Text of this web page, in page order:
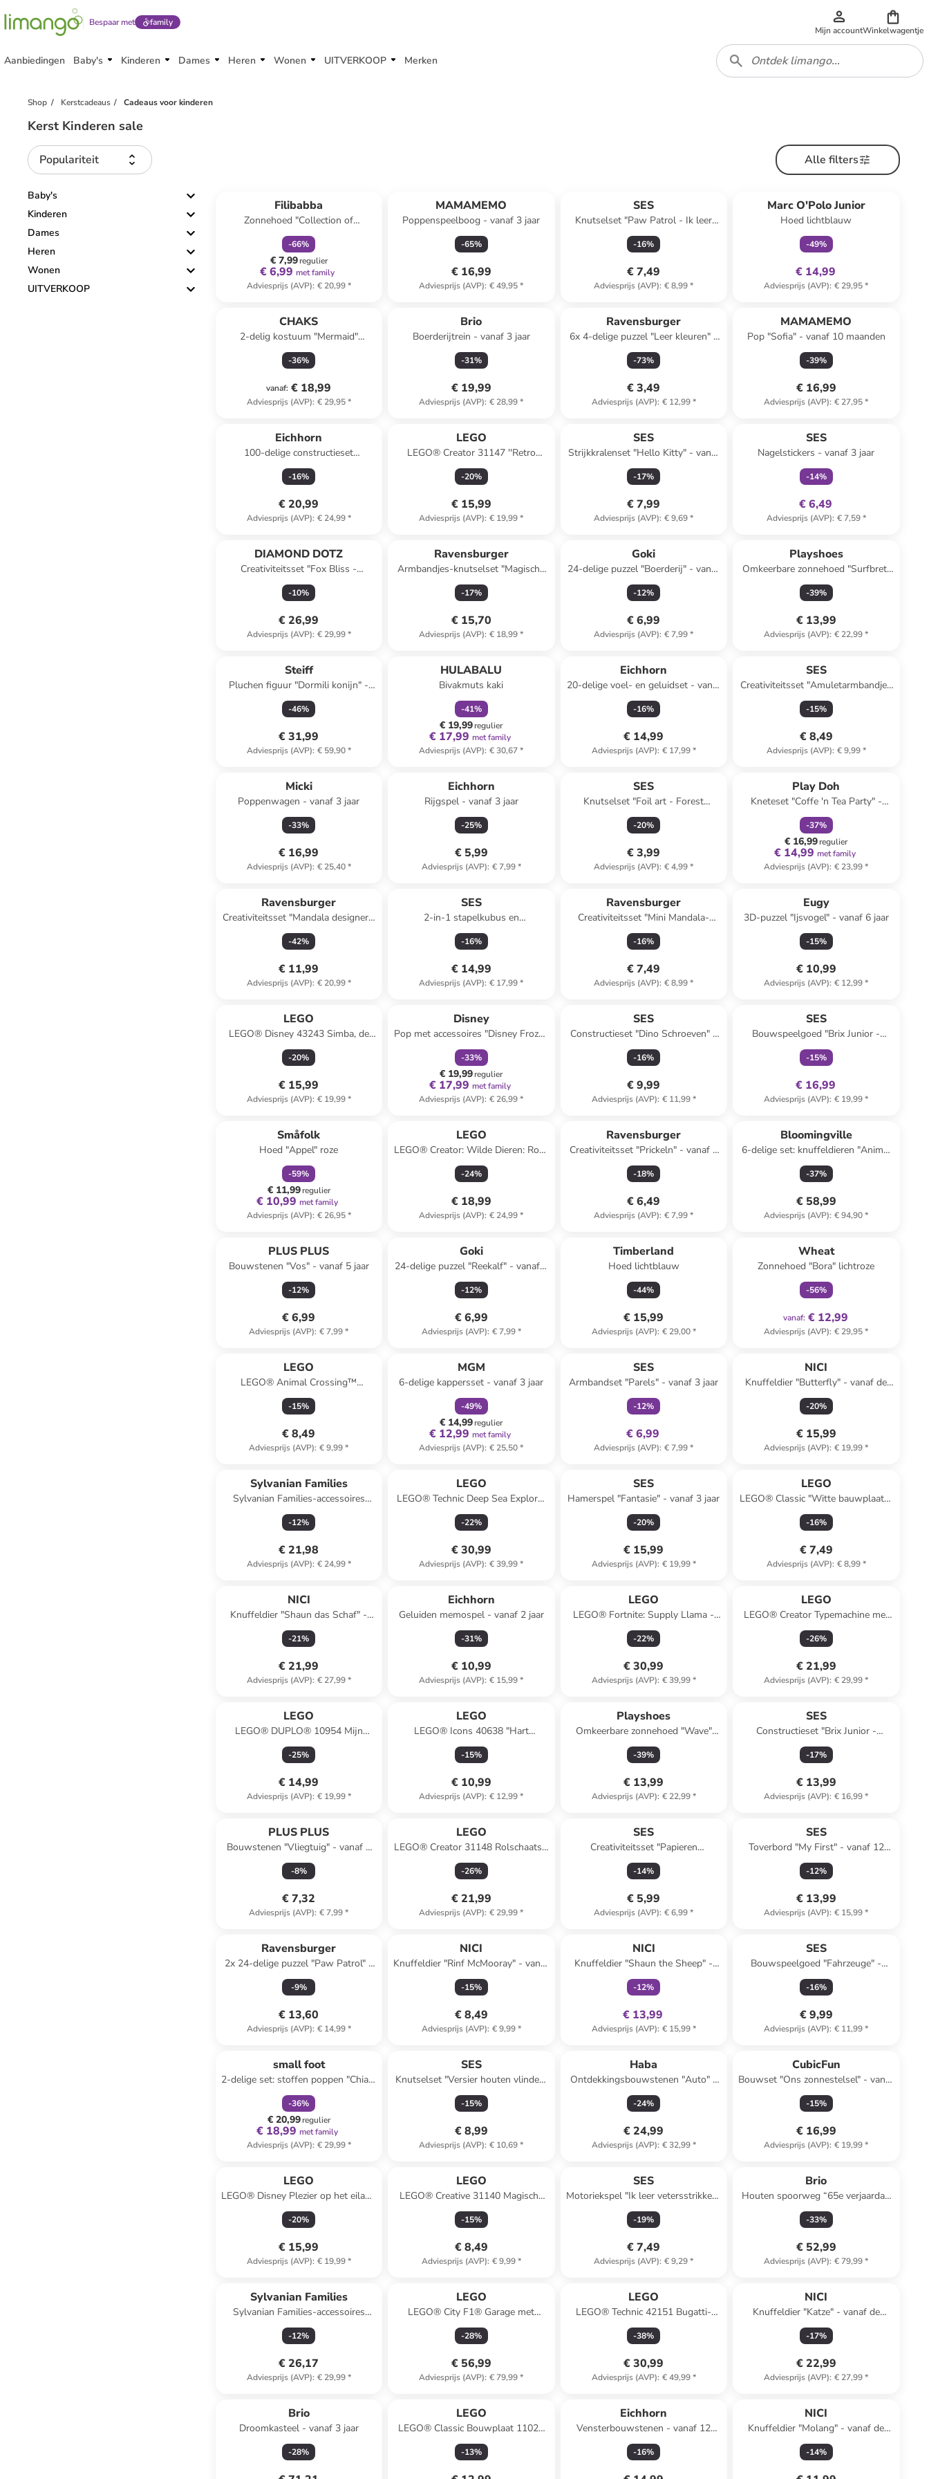
Bespaar met family
Mijn accountWinkelwagentje
Aanbiedingen Baby's Kinderen Dames Heren Wonen UITVERKOOP Merken
Shop Kerstcadeaus Cadeaus voor kinderen
Kerst Kinderen sale
Populariteit Alle filters
Baby's
Kinderen
Dames
Heren
Wonen
UITVERKOOP
Filibabba
Zonnehoed "Collection of
Memories" lichtroze
-66%
€ 7,99regulier
€ 6,99 met family
Adviesprijs (AVP): € 20,99*
MAMAMEMO
Poppenspeelboog - vanaf 3 jaar
-65%
€ 16,99
Adviesprijs (AVP): € 49,95*
SES
Knutselset "Paw Patrol - Ik leer
kleuren en vormen" - vanaf 3 jaar
-16%
€ 7,49
Adviesprijs (AVP): € 8,99*
Marc O'Polo Junior
Hoed lichtblauw
-49%
€ 14,99
Adviesprijs (AVP): € 29,95*
CHAKS
2-delig kostuum "Mermaid"
lichtblauw
-36%
vanaf: € 18,99
Adviesprijs (AVP): € 29,95*
Brio
Boerderijtrein - vanaf 3 jaar
-31%
€ 19,99
Adviesprijs (AVP): € 28,99*
Ravensburger
6x 4-delige puzzel "Leer kleuren" -
vanaf 2 jaar
-73%
€ 3,49
Adviesprijs (AVP): € 12,99*
MAMAMEMO
Pop "Sofia" - vanaf 10 maanden
-39%
€ 16,99
Adviesprijs (AVP): € 27,95*
Eichhorn
100-delige constructieset
"Dinosaurussen" - vanaf 5 jaar
-16%
€ 20,99
Adviesprijs (AVP): € 24,99*
LEGO
LEGO® Creator 31147 ''Retro
Camera'' - vanaf 18 jaar
-20%
€ 15,99
Adviesprijs (AVP): € 19,99*
SES
Strijkkralenset "Hello Kitty" - vanaf
5 jaar
-17%
€ 7,99
Adviesprijs (AVP): € 9,69*
SES
Nagelstickers - vanaf 3 jaar
-14%
€ 6,49
Adviesprijs (AVP): € 7,59*
DIAMOND DOTZ
Creativiteitsset "Fox Bliss -
Diamond Dotz" - vanaf 14 jaar
-10%
€ 26,99
Adviesprijs (AVP): € 29,99*
Ravensburger
Armbandjes-knutselset "Magische
Kralentovenarij" - vanaf 5 jaar
-17%
€ 15,70
Adviesprijs (AVP): € 18,99*
Goki
24-delige puzzel "Boerderij" - vanaf
3 jaar
-12%
€ 6,99
Adviesprijs (AVP): € 7,99*
Playshoes
Omkeerbare zonnehoed "Surfbrett
Palme" lichtroze
-39%
€ 13,99
Adviesprijs (AVP): € 22,99*
Steiff
Pluchen figuur "Dormili konijn" -
vanaf 3 jaar
-46%
€ 31,99
Adviesprijs (AVP): € 59,90*
HULABALU
Bivakmuts kaki
-41%
€ 19,99regulier
€ 17,99 met family
Adviesprijs (AVP): € 30,67*
Eichhorn
20-delige voel- en geluidset - vanaf
12 maanden
-16%
€ 14,99
Adviesprijs (AVP): € 17,99*
SES
Creativiteitsset "Amuletarmbandjes
Unicorn" - vanaf 5 jaar
-15%
€ 8,49
Adviesprijs (AVP): € 9,99*
Micki
Poppenwagen - vanaf 3 jaar
-33%
€ 16,99
Adviesprijs (AVP): € 25,40*
Eichhorn
Rijgspel - vanaf 3 jaar
-25%
€ 5,99
Adviesprijs (AVP): € 7,99*
SES
Knutselset "Foil art - Forest
wonders" - vanaf 5 jaar
-20%
€ 3,99
Adviesprijs (AVP): € 4,99*
Play Doh
Kneteset "Coffe 'n Tea Party" -
vanaf 3 jaar
-37%
€ 16,99regulier
€ 14,99 met family
Adviesprijs (AVP): € 23,99*
Ravensburger
Creativiteitsset "Mandala designer -
Eenhoorn" - vanaf 6 jaar
-42%
€ 11,99
Adviesprijs (AVP): € 20,99*
SES
2-in-1 stapelkubus en
vormsorteerder "Boerderijdieren" -
vanaf 10 maanden
-16%
€ 14,99
Adviesprijs (AVP): € 17,99*
Ravensburger
Creativiteitsset "Mini Mandala-
Designer" - vanaf 6 jaar
-16%
€ 7,49
Adviesprijs (AVP): € 8,99*
Eugy
3D-puzzel "Ijsvogel" - vanaf 6 jaar
-15%
€ 10,99
Adviesprijs (AVP): € 12,99*
LEGO
LEGO® Disney 43243 Simba, de
leeuwenwelp van de koning - vanaf
6 jaar
-20%
€ 15,99
Adviesprijs (AVP): € 19,99*
Disney
Pop met accessoires "Disney Frozen
- Spin&Reveal Elsa" - vanaf 3 jaar
-33%
€ 19,99regulier
€ 17,99 met family
Adviesprijs (AVP): € 26,99*
SES
Constructieset "Dino Schroeven" -
vanaf 5 jaar
-16%
€ 9,99
Adviesprijs (AVP): € 11,99*
SES
Bouwspeelgoed "Brix Junior -
Bouwvoertuigen" - vanaf 3 jaar
-15%
€ 16,99
Adviesprijs (AVP): € 19,99*
Småfolk
Hoed "Appel" roze
-59%
€ 11,99regulier
€ 10,99 met family
Adviesprijs (AVP): € 26,95*
LEGO
LEGO® Creator: Wilde Dieren: Roze
Flamingo - vanaf 8 jaar
-24%
€ 18,99
Adviesprijs (AVP): € 24,99*
Ravensburger
Creativiteitsset "Prickeln" - vanaf 4
jaar
-18%
€ 6,49
Adviesprijs (AVP): € 7,99*
Bloomingville
6-delige set: knuffeldieren "Animal
Friends" - vanaf de geboorte
-37%
€ 58,99
Adviesprijs (AVP): € 94,90*
PLUS PLUS
Bouwstenen "Vos" - vanaf 5 jaar
-12%
€ 6,99
Adviesprijs (AVP): € 7,99*
Goki
24-delige puzzel "Reekalf" - vanaf 3
jaar
-12%
€ 6,99
Adviesprijs (AVP): € 7,99*
Timberland
Hoed lichtblauw
-44%
€ 15,99
Adviesprijs (AVP): € 29,00*
Wheat
Zonnehoed "Bora" lichtroze
-56%
vanaf: € 12,99
Adviesprijs (AVP): € 29,95*
LEGO
LEGO® Animal Crossing™
Sterrenkijken met Eufemia - vanaf 6
jaar
-15%
€ 8,49
Adviesprijs (AVP): € 9,99*
MGM
6-delige kappersset - vanaf 3 jaar
-49%
€ 14,99regulier
€ 12,99 met family
Adviesprijs (AVP): € 25,50*
SES
Armbandset "Parels" - vanaf 3 jaar
-12%
€ 6,99
Adviesprijs (AVP): € 7,99*
NICI
Knuffeldier "Butterfly" - vanaf de
geboorte
-20%
€ 15,99
Adviesprijs (AVP): € 19,99*
Sylvanian Families
Sylvanian Families-accessoires
"Uitrusting voor drielingen" - vanaf
3 jaar
-12%
€ 21,98
Adviesprijs (AVP): € 24,99*
LEGO
LEGO® Technic Deep Sea Explorer
Submarine - vanaf 9 jaar
-22%
€ 30,99
Adviesprijs (AVP): € 39,99*
SES
Hamerspel "Fantasie" - vanaf 3 jaar
-20%
€ 15,99
Adviesprijs (AVP): € 19,99*
LEGO
LEGO® Classic "Witte bauwplaats"
- vanaf 4 jaar
-16%
€ 7,49
Adviesprijs (AVP): € 8,99*
NICI
Knuffeldier "Shaun das Schaf" -
vanaf de geboorte
-21%
€ 21,99
Adviesprijs (AVP): € 27,99*
Eichhorn
Geluiden memospel - vanaf 2 jaar
-31%
€ 10,99
Adviesprijs (AVP): € 15,99*
LEGO
LEGO® Fortnite: Supply Llama -
vanaf 12 jaar
-22%
€ 30,99
Adviesprijs (AVP): € 39,99*
LEGO
LEGO® Creator Typemachine met
bloemen - vanaf 8 jaar
-26%
€ 21,99
Adviesprijs (AVP): € 29,99*
LEGO
LEGO® DUPLO® 10954 Mijn
eerste Getallentrein - vanaf 18
maanden
-25%
€ 14,99
Adviesprijs (AVP): € 19,99*
LEGO
LEGO® Icons 40638 "Hart
Decoratie" - vanaf 9 jaar
-15%
€ 10,99
Adviesprijs (AVP): € 12,99*
Playshoes
Omkeerbare zonnehoed "Wave"
kaki/groen
-39%
€ 13,99
Adviesprijs (AVP): € 22,99*
SES
Constructieset "Brix Junior -
Creaties" - vanaf 3 jaar
-17%
€ 13,99
Adviesprijs (AVP): € 16,99*
PLUS PLUS
Bouwstenen "Vliegtuig" - vanaf 5
jaar
-8%
€ 7,32
Adviesprijs (AVP): € 7,99*
LEGO
LEGO® Creator 31148 Rolschaats -
vanaf 8 jaar
-26%
€ 21,99
Adviesprijs (AVP): € 29,99*
SES
Creativiteitsset "Papieren
vliegtuigen vouwen" - vanaf 6 jaar
-14%
€ 5,99
Adviesprijs (AVP): € 6,99*
SES
Toverbord "My First" - vanaf 12
maanden
-12%
€ 13,99
Adviesprijs (AVP): € 15,99*
Ravensburger
2x 24-delige puzzel "Paw Patrol" -
vanaf 4 jaar
-9%
€ 13,60
Adviesprijs (AVP): € 14,99*
NICI
Knuffeldier "Rinf McMooray" - vanaf
de geboorte
-15%
€ 8,49
Adviesprijs (AVP): € 9,99*
NICI
Knuffeldier "Shaun the Sheep" -
vanaf de geboorte
-12%
€ 13,99
Adviesprijs (AVP): € 15,99*
SES
Bouwspeelgoed "Fahrzeuge" -
vanaf 5 jaar
-16%
€ 9,99
Adviesprijs (AVP): € 11,99*
small foot
2-delige set: stoffen poppen "Chiara
en Massimo" - vanaf 12 maanden
-36%
€ 20,99regulier
€ 18,99 met family
Adviesprijs (AVP): € 29,99*
SES
Knutselset "Versier houten vlinders
- Inspired by nature" - vanaf 5 jaar
-15%
€ 8,99
Adviesprijs (AVP): € 10,69*
Haba
Ontdekkingsbouwstenen "Auto" -
vanaf 12 maanden
-24%
€ 24,99
Adviesprijs (AVP): € 32,99*
CubicFun
Bouwset "Ons zonnestelsel" - vanaf
8 jaar
-15%
€ 16,99
Adviesprijs (AVP): € 19,99*
LEGO
LEGO® Disney Plezier op het eiland
van Moana - vanaf 5 jaar
-20%
€ 15,99
Adviesprijs (AVP): € 19,99*
LEGO
LEGO® Creative 31140 Magische
Eenhoorn - vanaf 7 jaar
-15%
€ 8,49
Adviesprijs (AVP): € 9,99*
SES
Motoriekspel "Ik leer vetersstrikken"
- vanaf 3 jaar
-19%
€ 7,49
Adviesprijs (AVP): € 9,29*
Brio
Houten spoorweg “65e verjaardag
treinset” - vanaf 2 jaar oud
-33%
€ 52,99
Adviesprijs (AVP): € 79,99*
Sylvanian Families
Sylvanian Families-accessoires
"Walnoten Eekhoorntjes Familie" -
vanaf 3 jaar
-12%
€ 26,17
Adviesprijs (AVP): € 29,99*
LEGO
LEGO® City F1® Garage met
Mercedes-AMG & Alpine
racewagens - vanaf 7 jaar
-28%
€ 56,99
Adviesprijs (AVP): € 79,99*
LEGO
LEGO® Technic 42151 Bugatti-
Bolide - vanaf 9 jaar
-38%
€ 30,99
Adviesprijs (AVP): € 49,99*
NICI
Knuffeldier "Katze" - vanaf de
geboorte
-17%
€ 22,99
Adviesprijs (AVP): € 27,99*
Brio
Droomkasteel - vanaf 3 jaar
-28%
LEGO
LEGO® Classic Bouwplaat 11023
grijs - vanaf 4 jaar
-13%
Eichhorn
Vensterbouwstenen - vanaf 12
maanden
-16%
NICI
Knuffeldier "Molang" - vanaf de
geboorte
-14%